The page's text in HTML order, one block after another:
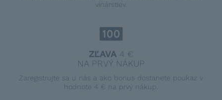
vinárstiev.
ZĽAVA 4 €
NA PRVÝ NÁKUP
Zaregistrujte sa u nás a ako bonus dostanete poukaz v
hodnote 4 € na prvý nákup.